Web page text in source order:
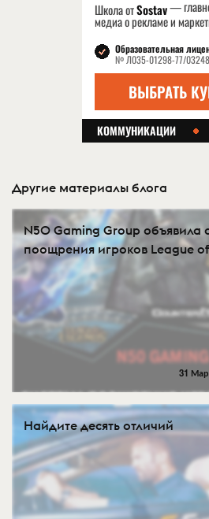
Другие материалы блога
N50 Gaming Group объявила
поощрения игроков League
31
Найдите десять отличий